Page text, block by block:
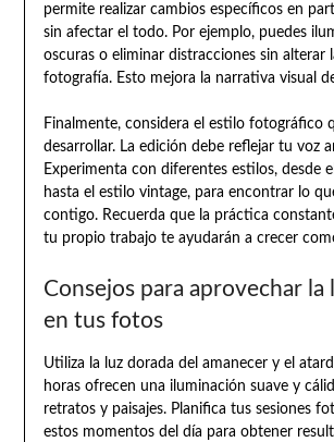
permite realizar cambios específicos en
sin afectar el todo. Por ejemplo, puedes
oscuras o eliminar distracciones sin alterar
fotografía. Esto mejora la narrativa visual
Finalmente, considera el estilo fotográfico
desarrollar. La edición debe reflejar tu voz
Experimenta con diferentes estilos, desde
hasta el estilo vintage, para encontrar lo
contigo. Recuerda que la práctica
tu propio trabajo te ayudarán a crecer
Consejos para aprovechar la
en tus fotos
Utiliza la luz dorada del amanecer y el
horas ofrecen una iluminación suave y
retratos y paisajes. Planifica tus sesiones
estos momentos del día para obtener